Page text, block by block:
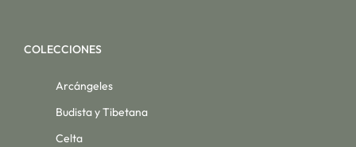
COLECCIONES
Arcángeles
Budista y Tibetana
Celta